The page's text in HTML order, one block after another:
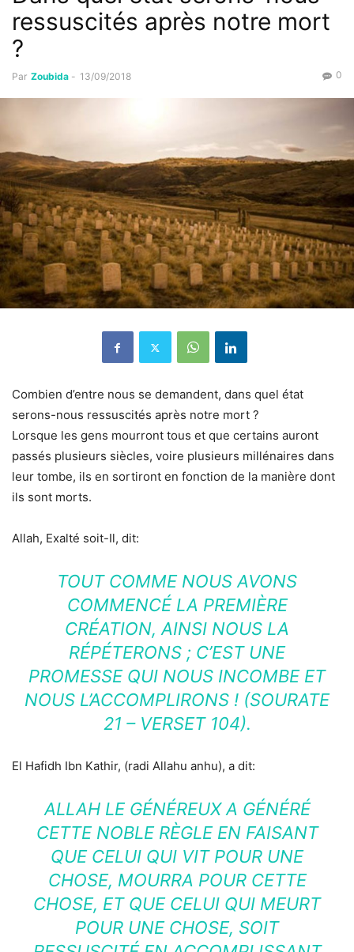
ressuscités après notre mort
?
Par Zoubida - 13/09/2018 0
Combien d’entre nous se demandent, dans quel état
serons-nous ressuscités après notre mort ?
Lorsque les gens mourront tous et que certains auront
passés plusieurs siècles, voire plusieurs millénaires dans
leur tombe, ils en sortiront en fonction de la manière dont
ils sont morts.
Allah, Exalté soit-Il, dit:
TOUT COMME NOUS AVONS
COMMENCÉ LA PREMIÈRE
CRÉATION, AINSI NOUS LA
RÉPÉTERONS ; C’EST UNE
PROMESSE QUI NOUS INCOMBE ET
NOUS L’ACCOMPLIRONS ! (SOURATE
21 – VERSET 104).
El Hafidh Ibn Kathir, (radi Allahu anhu), a dit:
ALLAH LE GÉNÉREUX A GÉNÉRÉ
CETTE NOBLE RÈGLE EN FAISANT
QUE CELUI QUI VIT POUR UNE
CHOSE, MOURRA POUR CETTE
CHOSE, ET QUE CELUI QUI MEURT
POUR UNE CHOSE, SOIT